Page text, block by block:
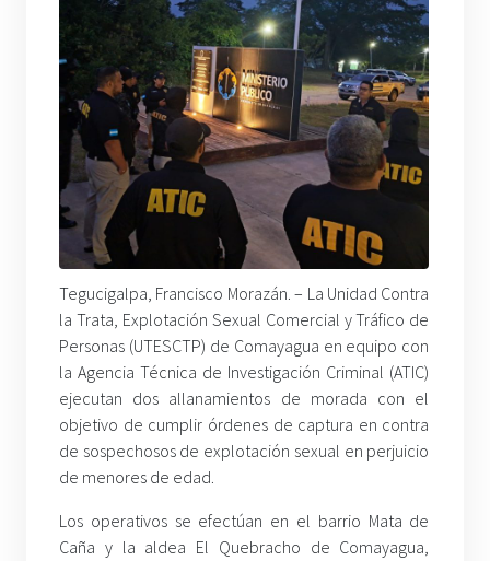
Tegucigalpa, Francisco Morazán. – La Unidad Contra
la Trata, Explotación Sexual Comercial y Tráfico de
Personas (UTESCTP) de Comayagua en equipo con
la Agencia Técnica de Investigación Criminal (ATIC)
ejecutan dos allanamientos de morada con el
objetivo de cumplir órdenes de captura en contra
de sospechosos de explotación sexual en perjuicio
de menores de edad.
Los operativos se efectúan en el barrio Mata de
Caña y la aldea El Quebracho de Comayagua,